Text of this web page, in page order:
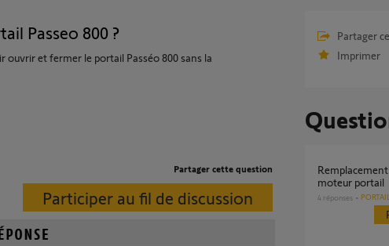
Passeo 800 ?
ouvrir et fermer le portail Passéo 800 sans la
Partager cette question
Participer au fil de discussion
Partager
Imprimer
Remplacement système d'embrayage sur
moteur portail
4 réponses PORTAIL